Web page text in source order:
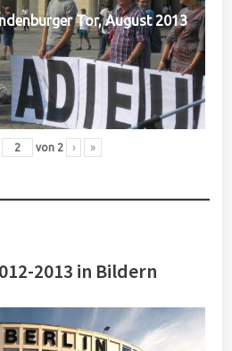
Tor, August 2013
von 2 › »
2013 in Bildern